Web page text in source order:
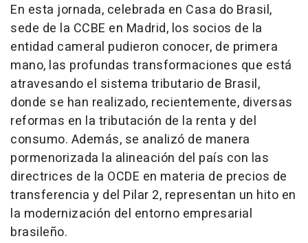
En esta jornada, celebrada en Casa do Brasil,
sede de la CCBE en Madrid, los socios de la
entidad cameral pudieron conocer, de primera
mano, las profundas transformaciones que está
atravesando el sistema tributario de Brasil,
donde se han realizado, recientemente, diversas
reformas en la tributación de la renta y del
consumo. Además, se analizó de manera
pormenorizada la alineación del país con las
directrices de la OCDE en materia de precios de
transferencia y del Pilar 2, representan un hito en
la modernización del entorno empresarial
brasileño.